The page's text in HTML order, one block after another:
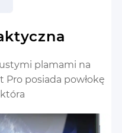
plamami na
Pro posiada powłokę